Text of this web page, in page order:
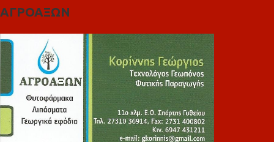
ΑΓΡΟΑΞΩΝ